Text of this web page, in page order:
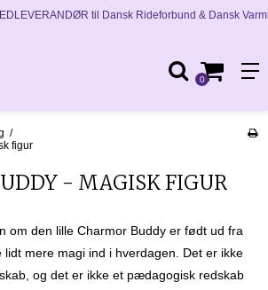
til Dansk Rideforbund & Dansk Varmblod
0
/
figur
- MAGISK FIGUR
om den lille Charmor Buddy er født ud fra
mere magi ind i hverdagen. Det er ikke
og det er ikke et pædagogisk redskab